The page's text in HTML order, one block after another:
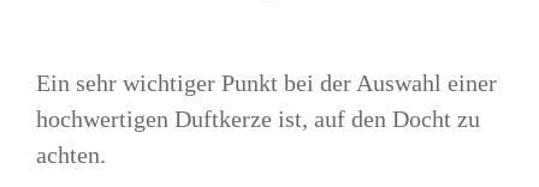
Ein sehr wichtiger Punkt bei der Auswahl einer
hochwertigen Duftkerze ist, auf den Docht zu
achten.